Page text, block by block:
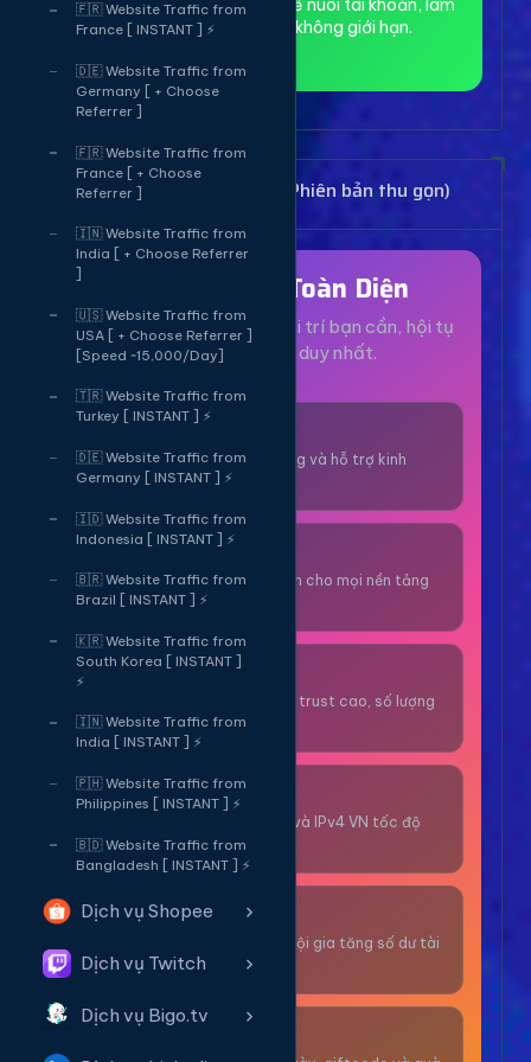
🇫🇷 Website Traffic from
France [ INSTANT ] ⚡
🇩🇪 Website Traffic from
Germany [ + Choose
Referrer ]
🇫🇷 Website Traffic from
France [ + Choose
Referrer ]
🇮🇳 Website Traffic from
India [ + Choose Referrer
🇺🇸 Website Traffic from
USA [ + Choose Referrer ]
[Speed ~15,000/Day]
🇹🇷 Website Traffic from
Turkey [ INSTANT ] ⚡
🇩🇪 Website Traffic from
Germany [ INSTANT ] ⚡
🇮🇩 Website Traffic from
Indonesia [ INSTANT ] ⚡
🇧🇷 Website Traffic from
Brazil [ INSTANT ] ⚡
🇰🇷 Website Traffic from
South Korea [ INSTANT ]
⚡
🇮🇳 Website Traffic from
India [ INSTANT ] ⚡
🇵🇭 Website Traffic from
Philippines [ INSTANT ] ⚡
🇧🇩 Website Traffic from
Bangladesh [ INSTANT ] ⚡
Dịch vụ Shopee
Dịch vụ Twitch
Dịch vụ Bigo.tv
toàn và ẩn danh, phù hợp để nuôi tài khoản, làm
MMO và truy cập web không giới hạn.
Bảng Dịch Vụ Mạng Xã Hội (Phiên bản thu gọn)
Hệ Sinh Thái Toàn Diện
Mọi dịch vụ, tiện ích và giải trí bạn cần, hội tụ
tại một nền tảng duy nhất.
1000+ Dịch Vụ
Công cụ tăng trưởng và hỗ trợ kinh
doanh online.
Thuê OTP SĐT
Nhận code xác minh cho mọi nền tảng
tức thì.
OTP/Mua Gmail
Tài khoản gmail cổ, trust cao, số lượng
lớn.
Thuê Proxy
Proxy dân cư xoay và IPv4 VN tốc độ
cao.
Giải Trí
Thư giãn và có cơ hội gia tăng số dư tài
khoản.